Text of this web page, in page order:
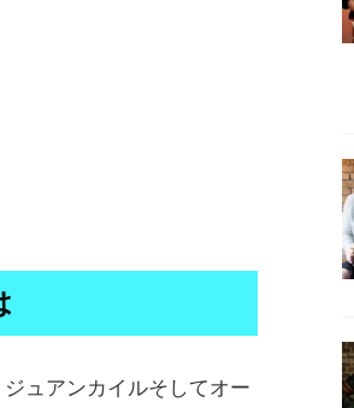
ュアンカイルそしてオー